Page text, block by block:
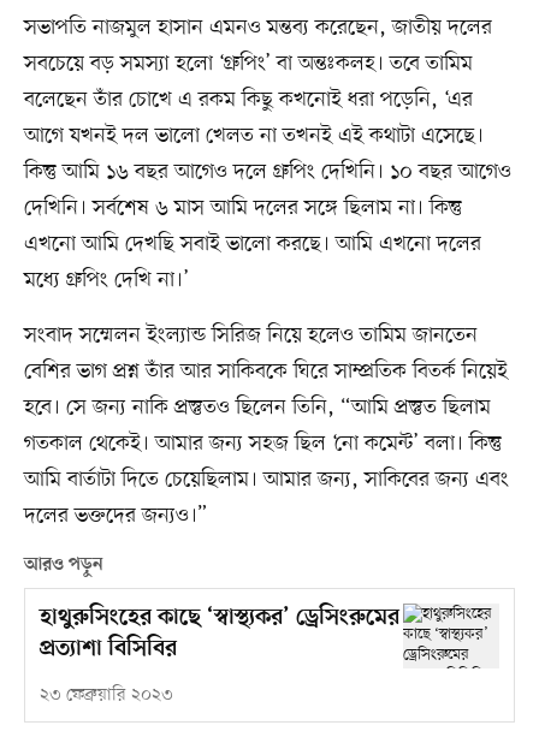
সভাপতি নাজমুল হাসান এমনও মন্তব্য করেছেন, জাতীয় দলের
সবচেয়ে বড় সমস্যা হলো ‘গ্রুপিং’ বা অন্তঃকলহ। তবে তামিম
বলেছেন তাঁর চোখে এ রকম কিছু কখনোই ধরা পড়েনি, ‘এর
আগে যখনই দল ভালো খেলত না তখনই এই কথাটা এসেছে।
কিন্তু আমি ১৬ বছর আগেও দলে গ্রুপিং দেখিনি। ১০ বছর আগেও
দেখিনি। সর্বশেষ ৬ মাস আমি দলের সঙ্গে ছিলাম না। কিন্তু
এখনো আমি দেখছি সবাই ভালো করছে। আমি এখনো দলের
মধ্যে গ্রুপিং দেখি না।’
সংবাদ সম্মেলন ইংল্যান্ড সিরিজ নিয়ে হলেও তামিম জানতেন
বেশির ভাগ প্রশ্ন তাঁর আর সাকিবকে ঘিরে সাম্প্রতিক বিতর্ক নিয়েই
হবে। সে জন্য নাকি প্রস্তুতও ছিলেন তিনি, “আমি প্রস্তুত ছিলাম
গতকাল থেকেই। আমার জন্য সহজ ছিল ‘নো কমেন্ট’ বলা। কিন্তু
আমি বার্তাটা দিতে চেয়েছিলাম। আমার জন্য, সাকিবের জন্য এবং
দলের ভক্তদের জন্যও।”
আরও পড়ুন
হাথুরুসিংহের কাছে ‘স্বাস্থ্যকর’ ড্রেসিংরুমের
প্রত্যাশা বিসিবির
২৩ ফেব্রুয়ারি ২০২৩